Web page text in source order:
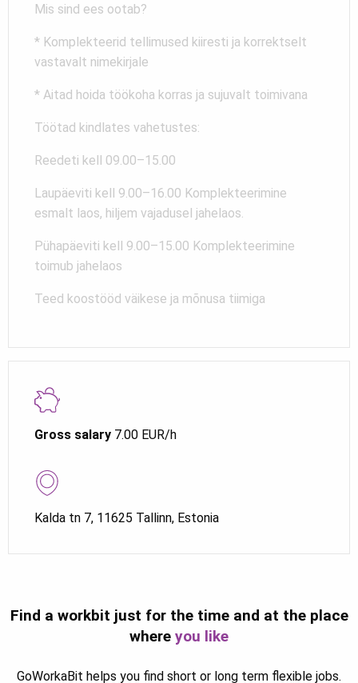
Gross salary 7.00 EUR/h
Kalda tn 7, 11625 Tallinn, Estonia
Mis sind ees ootab?
* Komplekteerid tellimused kiiresti ja korrektselt
vastavalt nimekirjale
* Aitad hoida töökoha korras ja sujuvalt toimivana
Töötad kindlates vahetustes:
Reedeti kell 09.00–15.00
Laupäeviti kell 9.00–16.00 Komplekteerimine
esmalt laos, hiljem vajadusel jahelaos.
Pühapäeviti kell 9.00–15.00 Komplekteerimine
toimub jahelaos
Teed koostööd väikese ja mõnusa tiimiga
Find a workbit just for the time and at the place
where you like
GoWorkaBit helps you find short or long term flexible jobs.